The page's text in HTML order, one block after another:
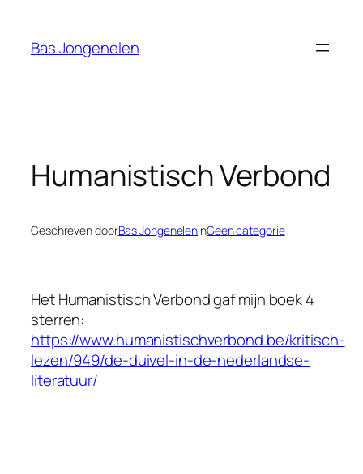
Bas Jongenelen
Humanistisch Verbond
Geschreven doorBas JongeneleninGeen categorie
Het Humanistisch Verbond gaf mijn boek 4
sterren:
https://www.humanistischverbond.be/kritisch-
lezen/949/de-duivel-in-de-nederlandse-
literatuur/